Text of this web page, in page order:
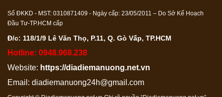
Số ĐKKD - MST: 0310871409 - Ngày cấp: 23/05/2011 – Do Sở Kế Hoạch
Đầu Tư-TP.HCM cấp
Đ/c: 118/1/9 Lê Văn Thọ, P.11, Q. Gò Vấp, TP.HCM
Hotline: 0948.968.238
Website: https://diadiemanuong.net.vn
Email: diadiemanuong24h@gmail.com